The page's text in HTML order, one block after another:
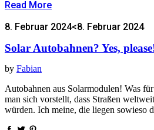
Read More
8. Februar 2024<8. Februar 2024
Solar Autobahnen? Yes,
by Fabian
Autobahnen aus Solarmodulen! Was
man sich vorstellt, dass Straßen
würden. Ich meine, die liegen sowieso